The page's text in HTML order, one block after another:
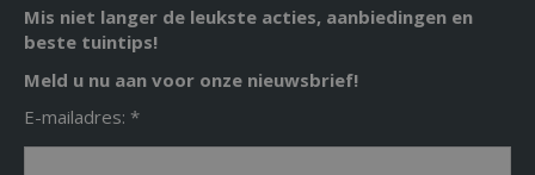
Mis niet langer de leukste acties, aanbiedingen en
beste tuintips!
Meld u nu aan voor onze nieuwsbrief!
E-mailadres: *